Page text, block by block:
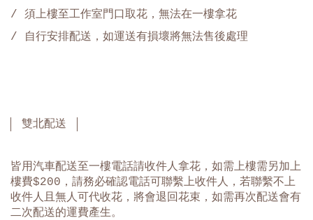
/ 須上樓至工作室門口取花，無法在一樓拿花
/
自行安排配送，如運送有損壞將無法售後處理
雙北配送
皆用汽車配送至一樓電話請收件人拿花，如需上樓需另加上
樓費$200，請務必確認電話可聯繫上收件人，若聯繫不上
收件人且無人可代收花，將會退回花束，如需再次配送會有
二次配送的運費產生。